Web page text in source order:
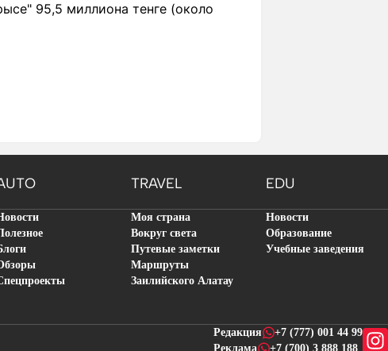
95,5 миллиона тенге (около
TRAVEL EDU
Моя страна
Вокруг света
Путевые заметки
Маршруты
Заилийского Алатау
Новости
Образование
Учебные заведения
Редакция
+7 (777) 001 44 99
Реклама
+7 (700) 3 888 188